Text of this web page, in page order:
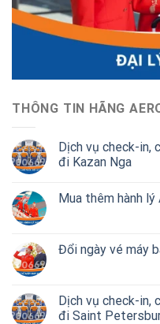
THÔNG TIN HÃNG
Dịch vụ check-in,
đi Kazan Nga
Mua thêm hành
Đổi ngày vé máy
Dịch vụ check-in,
đi Saint